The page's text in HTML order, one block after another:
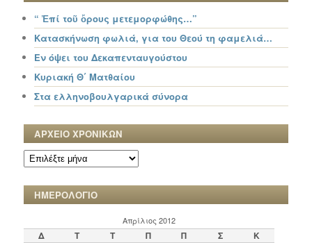
“ Ἐπί τοῦ ὄρους μετεμορφώθης…”
Κατασκήνωση φωλιά, για του Θεού τη φαμελιά…
Εν όψει του Δεκαπενταυγούστου
Κυριακή Θ΄ Ματθαίου
Στα ελληνοβουλγαρικά σύνορα
ΑΡΧΕΙΟ ΧΡΟΝΙΚΩΝ
ΑΡΧΕΙΟ
ΧΡΟΝΙΚΩΝ
ΗΜΕΡΟΛΟΓΙΟ
Απρίλιος 2012
Δ Τ Τ Π Π Σ
Κ